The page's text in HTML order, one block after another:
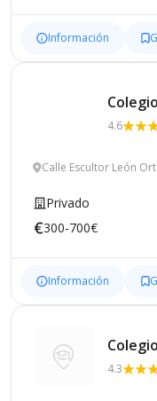
Información
Colegio
4.6
Calle Escultor León
Privado
300-700€
Información
4.3